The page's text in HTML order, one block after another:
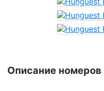
Описание номеров